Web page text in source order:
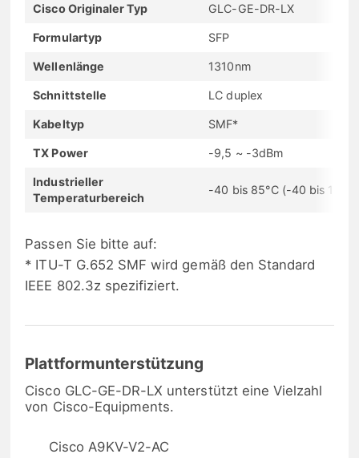
Cisco Originaler Typ GLC-GE-DR-LX
Formulartyp SFP
Wellenlänge 1310nm
Schnittstelle LC duplex
Kabeltyp SMF*
TX Power -9,5 ~ -3dBm
Industrieller
Temperaturbereich
-40 bis 85°C (-40 bis
Passen Sie bitte auf:
* ITU-T G.652 SMF wird gemäß den Standard
IEEE 802.3z spezifiziert.
Plattformunterstützung
Cisco GLC-GE-DR-LX unterstützt eine Vielzahl
von Cisco-Equipments.
Cisco A9KV-V2-AC